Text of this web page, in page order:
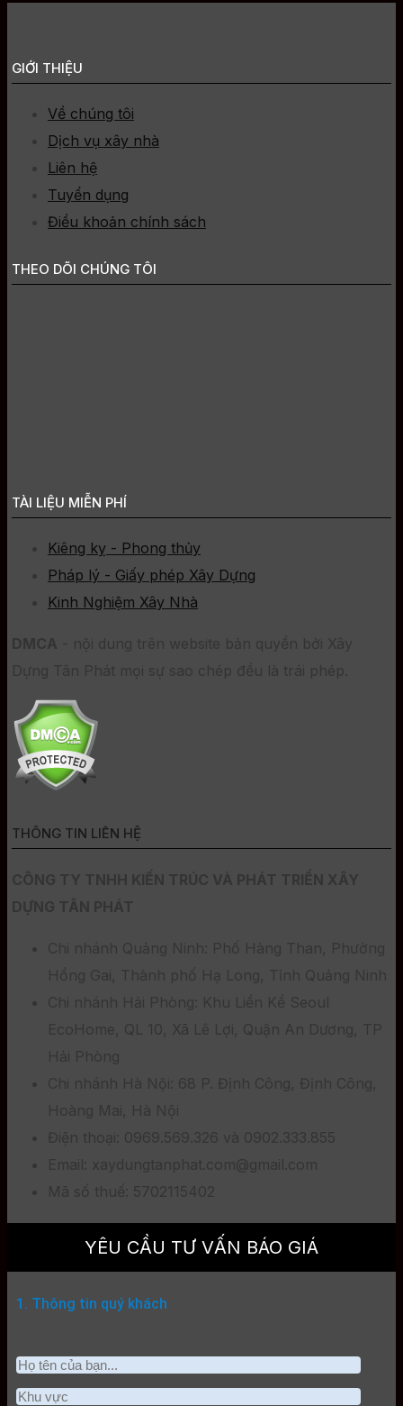
GIỚI THIỆU
Về chúng tôi
Dịch vụ xây nhà
Liên hệ
Tuyển dụng
Điều khoản chính sách
THEO DÕI CHÚNG TÔI
TÀI LIỆU MIỄN PHÍ
Kiêng kỵ - Phong thủy
Pháp lý - Giấy phép Xây Dựng
Kinh Nghiệm Xây Nhà
DMCA
- nội dung trên website bản quyền bởi Xây
Dựng Tân Phát mọi sự sao chép đều là trái phép.
THÔNG TIN LIÊN HỆ
CÔNG TY TNHH KIẾN TRÚC VÀ PHÁT TRIỂN XÂY
DỰNG TÂN PHÁT
Chi nhánh Quảng Ninh: Phố Hàng Than, Phường
Hồng Gai, Thành phố Hạ Long, Tỉnh Quảng Ninh
Chi nhánh Hải Phòng: Khu Liền Kề Seoul
EcoHome, QL 10, Xã Lê Lợi, Quận An Dương, TP
Hải Phòng
Chi nhánh Hà Nội: 68 P. Định Công, Định Công,
Hoàng Mai, Hà Nội
Điện thoại: 0969.569.326 và 0902.333.855
Email: xaydungtanphat.com@gmail.com
Mã số thuế: 5702115402
YÊU CẦU TƯ VẤN BÁO GIÁ
1. Thông tin quý khách